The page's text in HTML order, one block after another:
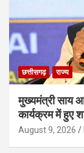
छत्तीसगढ़ राज्य
मुख्यमंत्री साय
कार्यक्रम में हुए
August 9, 2026